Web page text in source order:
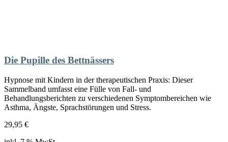
Die Pupille des Bettnässers
Hypnose mit Kindern in der therapeutischen Praxis: Dieser
Sammelband umfasst eine Fülle von Fall- und
Behandlungsberichten zu verschiedenen Symptombereichen wie
Asthma, Ängste, Sprachstörungen und Stress.
29,95 €